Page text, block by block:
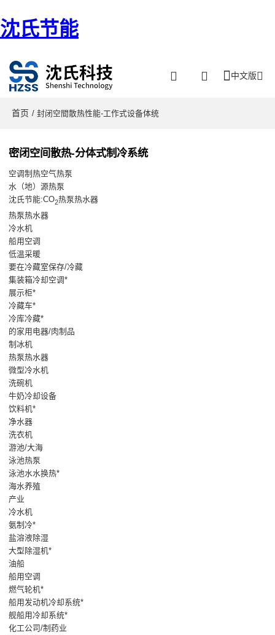
沈氏节能
中文版
首页 / 封闭空間散热性能-工作式设备体统
密闭空间散热-分体式制冷系统
空调制热空气热泵
水（地）源热泵
沈氏节能:CO2热泵热水器
热泵热水器
冷水机
船用空调
低温采暖
要在冷藏室保存/冷藏
集装箱冷却空调*
展示柜*
冷藏车*
冷库冷藏*
的家用电器/肉制品
制冰机
热泵热水器
微型冷水机
洗碗机
牛奶冷却设备
饮料机*
净水器
洗衣机
游池/大海
泳池热泵
泳池水水换热*
海水养殖
产业
冷水机
氨制冷*
盐溶液除湿
大型除湿机*
油船
船用空调
燃气轮机*
船用发动机冷却系统*
舰船用冷却系统*
化工公司/制药业